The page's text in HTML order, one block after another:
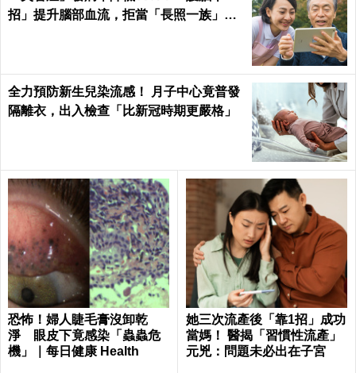
招」提升腦部血流，拒當「長照一族」靠
全力預防新生兒染流感！ 月子中心竟普發
隔離衣，出入檢查「比新冠時期更嚴格」
恐怖！婦人睫毛膏沒卸乾
淨 眼皮下竟感染「蟲蟲危
機」｜每日健康 Health
她三次流產後「靠1招」成功
當媽！ 醫揭「習慣性流產」
元兇：問題未必出在子宮